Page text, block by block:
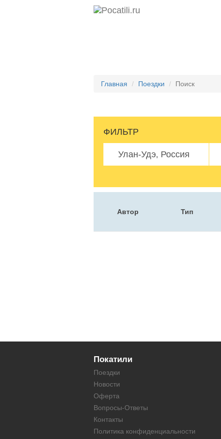
Главная Поездки Поиск
ФИЛЬТР
Автор Тип
Покатили
Поездки
Новости
Оферта
Вопросы-Ответы
Контакты
Политика конфиденциальности